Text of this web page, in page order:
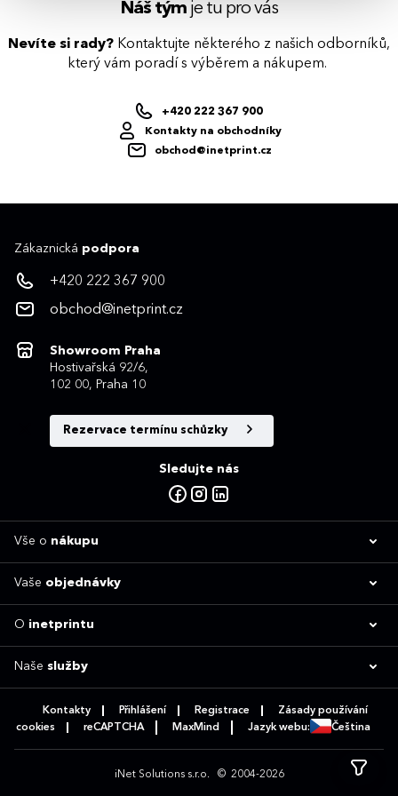
Náš týmje tu pro vás
Nevíte si rady? Kontaktujte některého z našich odborníků,
který vám poradí s výběrem a nákupem.
+420 222 367 900
Kontakty na obchodníky
obchod@inetprint.cz
Zákaznická podpora
+420 222 367 900
obchod@inetprint.cz
Showroom Praha
Hostivařská 92/6,
102 00, Praha 10
Rezervace termínu schůzky
Sledujte nás
Vše o nákupu
Vaše objednávky
O inetprintu
Naše služby
Kontakty Přihlášení Registrace
Zásady používání
cookies
reCAPTCHA MaxMind Jazyk webu: Čeština
iNet Solutions s.r.o. © 2004-2026